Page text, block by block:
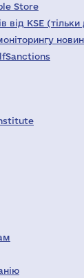
Store
від KSE (тільки
новин